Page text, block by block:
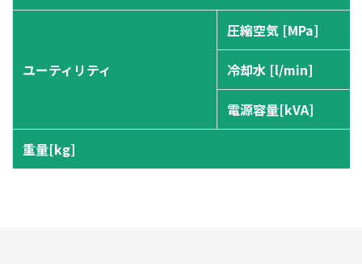
ユーティリティ
圧縮空気 [MPa]
冷却水 [l/min]
電源容量[kVA]
重量[kg]